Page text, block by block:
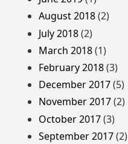
August 2018(2)
July 2018(2)
March 2018(1)
February 2018(3)
December 2017(5)
November 2017(2)
October 2017(3)
September 2017(2)